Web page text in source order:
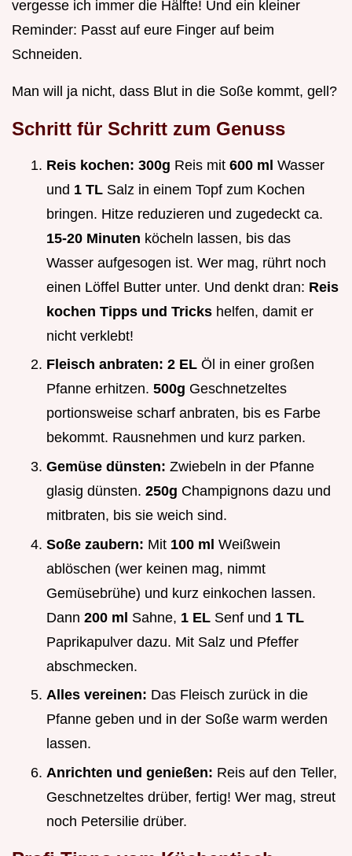
vergesse ich immer die Hälfte! Und ein kleiner
Reminder: Passt auf eure Finger auf beim
Schneiden.
Man will ja nicht, dass Blut in die Soße kommt, gell?
Schritt für Schritt zum Genuss
Reis kochen: 300g Reis mit 600 ml Wasser
und 1 TL Salz in einem Topf zum Kochen
bringen. Hitze reduzieren und zugedeckt ca.
15-20 Minuten köcheln lassen, bis das
Wasser aufgesogen ist. Wer mag, rührt noch
einen Löffel Butter unter. Und denkt dran: Reis
kochen Tipps und Tricks helfen, damit er
nicht verklebt!
Fleisch anbraten: 2 EL Öl in einer großen
Pfanne erhitzen. 500g Geschnetzeltes
portionsweise scharf anbraten, bis es Farbe
bekommt. Rausnehmen und kurz parken.
Gemüse dünsten: Zwiebeln in der Pfanne
glasig dünsten. 250g Champignons dazu und
mitbraten, bis sie weich sind.
Soße zaubern: Mit 100 ml Weißwein
ablöschen (wer keinen mag, nimmt
Gemüsebrühe) und kurz einkochen lassen.
Dann 200 ml Sahne, 1 EL Senf und 1 TL
Paprikapulver dazu. Mit Salz und Pfeffer
abschmecken.
Alles vereinen: Das Fleisch zurück in die
Pfanne geben und in der Soße warm werden
lassen.
Anrichten und genießen: Reis auf den Teller,
Geschnetzeltes drüber, fertig! Wer mag, streut
noch Petersilie drüber.